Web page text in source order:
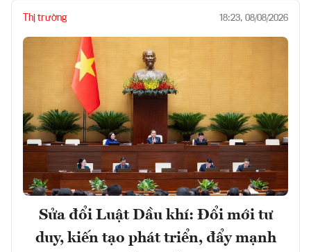
Thị trường 18:23, 08/08/2026
Sửa đổi Luật Dầu khí: Đổi mới tư
duy, kiến tạo phát triển, đẩy mạnh